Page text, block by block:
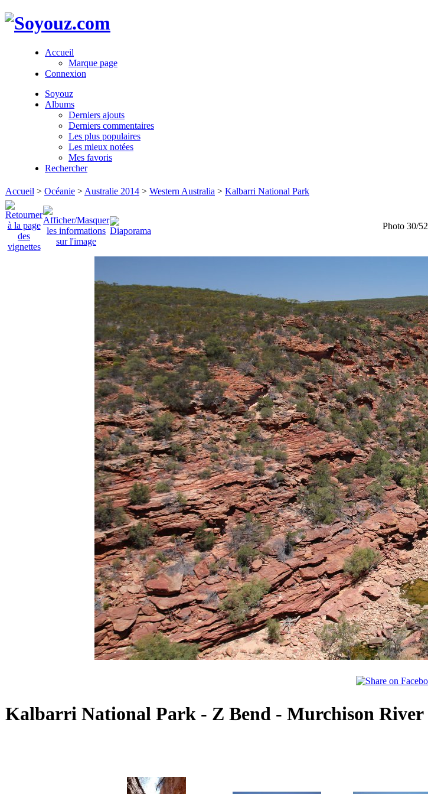
Accueil
Marque page
Connexion
Soyouz
Albums
Derniers ajouts
Derniers commentaires
Les plus populaires
Les mieux notées
Mes favoris
Rechercher
Accueil > Océanie > Australie 2014 > Western Australia > Kalbarri National Park
Photo 30/52
Kalbarri National Park - Z Bend - Murchison River